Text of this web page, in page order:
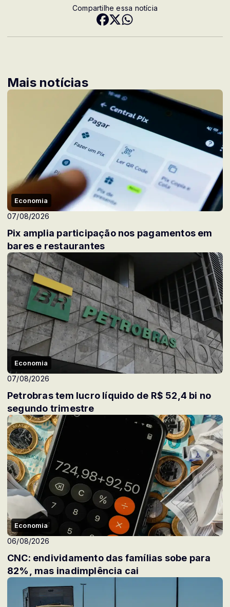
Compartilhe essa notícia
Mais notícias
Economia
07/08/2026
Pix amplia participação nos pagamentos em
bares e restaurantes
Economia
07/08/2026
Petrobras tem lucro líquido de R$ 52,4 bi no
segundo trimestre
Economia
06/08/2026
CNC: endividamento das famílias sobe para
82%, mas inadimplência cai